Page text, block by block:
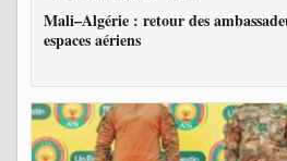
Mali–Algérie : retour des
espaces aériens